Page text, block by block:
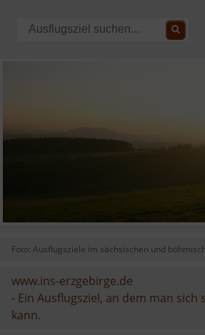
Foto: Ausflugsziele im sächsischen und
www.ins-erzgebirge.de
- Ein Ausflugsziel, an dem man
kann.